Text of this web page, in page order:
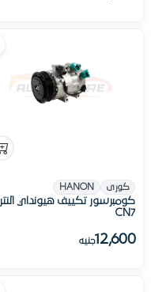
كورى HANON
كومبرسور تكييف هيونداي النترا
CN7
12,600جنيه